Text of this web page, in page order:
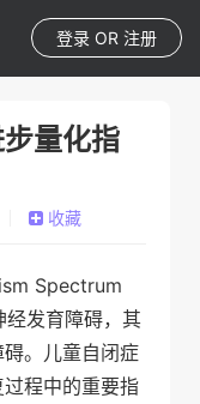
登录 OR 注册
量化指
收藏
Spectrum
发育障碍，其
。儿童自闭症
程中的重要指